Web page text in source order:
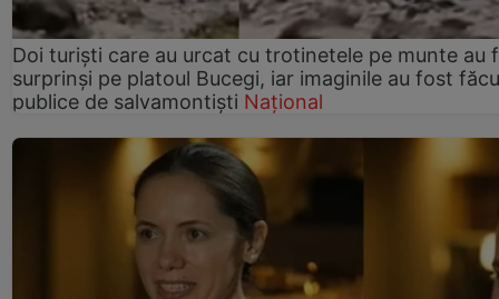
Doi turiști care au urcat cu trotinetele pe munte au
surprinși pe platoul Bucegi, iar imaginile au fost
publice de salvamontiști Național